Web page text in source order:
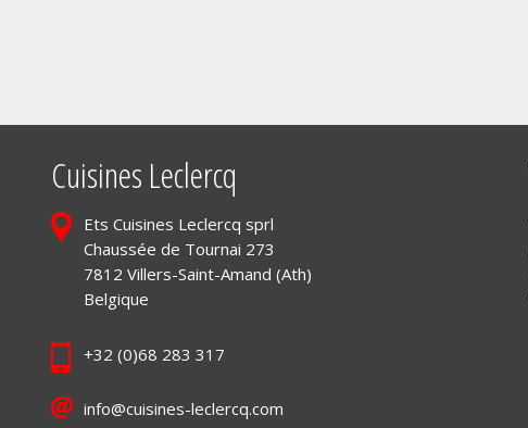
Cuisines Leclercq
Ets Cuisines Leclercq sprl
Chaussée de Tournai 273
7812 Villers-Saint-Amand (Ath)
Belgique
+32 (0)68 283 317
info@cuisines-leclercq.com